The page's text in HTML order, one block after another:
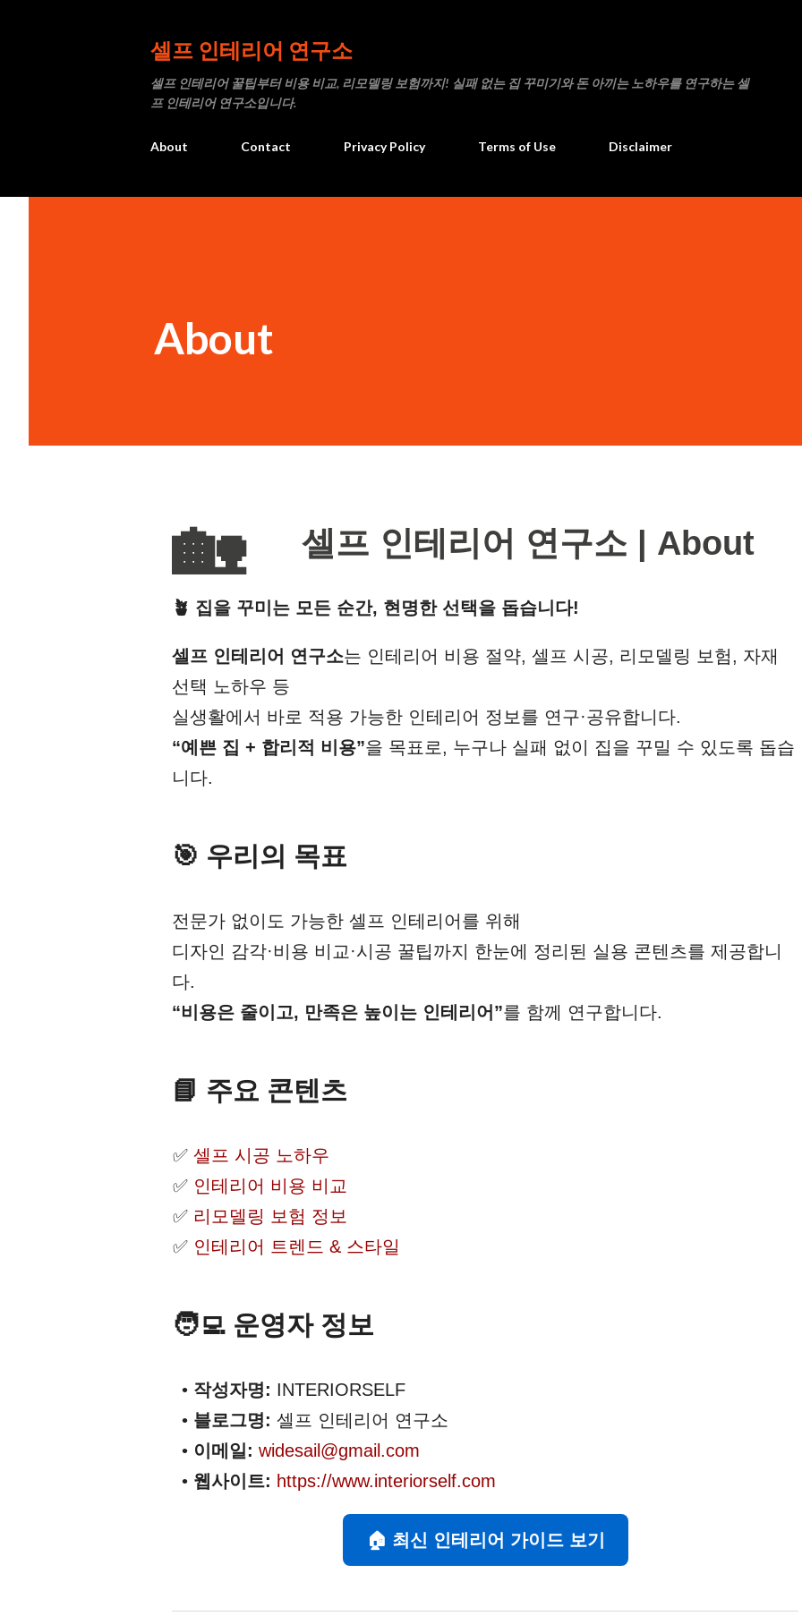
셀프 인테리어 연구소
셀프 인테리어 꿀팁부터 비용 비교, 리모델링 보험까지! 실패 없는 집 꾸미기와 돈 아끼는 노하우를 연구하는 셀
프 인테리어 연구소입니다.
About Contact Privacy Policy Terms of Use Disclaimer
About
🏡 셀프 인테리어 연구소 | About
🪴 집을 꾸미는 모든 순간, 현명한 선택을 돕습니다!
셀프 인테리어 연구소는 인테리어 비용 절약, 셀프 시공, 리모델링 보험, 자재
선택 노하우 등
실생활에서 바로 적용 가능한 인테리어 정보를 연구·공유합니다.
“예쁜 집 + 합리적 비용”을 목표로, 누구나 실패 없이 집을 꾸밀 수 있도록 돕습
니다.
🎯 우리의 목표
전문가 없이도 가능한 셀프 인테리어를 위해
디자인 감각·비용 비교·시공 꿀팁까지 한눈에 정리된 실용 콘텐츠를 제공합니
다.
“비용은 줄이고, 만족은 높이는 인테리어”를 함께 연구합니다.
📘 주요 콘텐츠
셀프 시공 노하우
인테리어 비용 비교
리모델링 보험 정보
인테리어 트렌드 & 스타일
🧑‍💻 운영자 정보
작성자명: INTERIORSELF
블로그명: 셀프 인테리어 연구소
이메일: widesail@gmail.com
웹사이트: https://www.interiorself.com
🏠 최신 인테리어 가이드 보기